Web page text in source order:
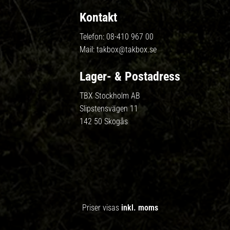
Kontakt
Telefon: 08-410 967 00
Mail: takbox@takbox.se
Lager- & Postadress
TBX Stockholm AB
Slipstensvägen 11
142 50 Skogås
Priser visas inkl. moms